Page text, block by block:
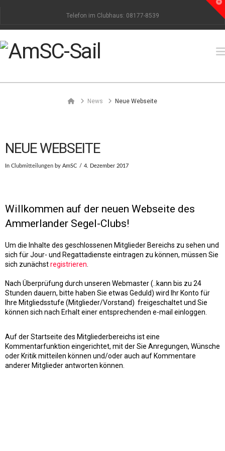
Telefon im Clubhaus: 08177-8539
HomeNews Neue Webseite
NEUE WEBSEITE
In Clubmitteilungen by AmSC 4. Dezember 2017
Willkommen auf der neuen Webseite des
Ammerlander Segel-Clubs!
Um die Inhalte des geschlossenen Mitglieder Bereichs zu sehen und
sich für Jour- und Regattadienste eintragen zu können, müssen Sie
sich zunächstregistrieren.
Nach Überprüfung durch unseren Webmaster (..kann bis zu 24
Stunden dauern, bitte haben Sie etwas Geduld) wird Ihr Konto für
Ihre Mitgliedsstufe (Mitglieder/Vorstand) freigeschaltet und Sie
können sich nach Erhalt einer entsprechenden e-mail einloggen.
Auf der Startseite des Mitgliederbereichs ist eine
Kommentarfunktion eingerichtet, mit der Sie Anregungen, Wünsche
oder Kritik mitteilen können und/oder auch auf Kommentare
anderer Mitglieder antworten können.